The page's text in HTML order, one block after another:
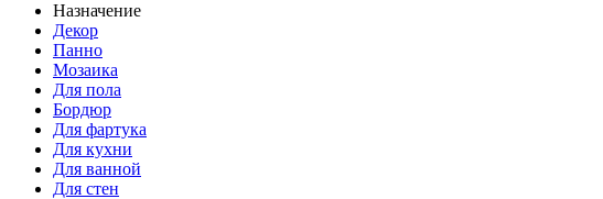
Назначение
Декор
Панно
Мозаика
Для пола
Бордюр
Для фартука
Для кухни
Для ванной
Для стен